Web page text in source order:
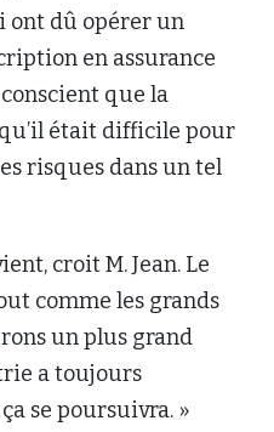
ont dû opérer un
en assurance
que la
était difficile pour
risques dans un tel
croit M. Jean. Le
comme les grands
un plus grand
a toujours
se poursuivra. »